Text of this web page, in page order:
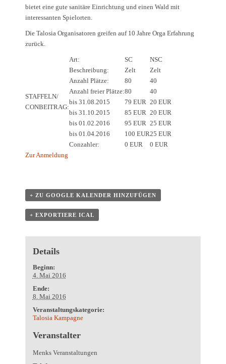
bietet eine gute sanitäre Einrichtung und einen Wald mit
interessanten Spielorten.
Die Talosia Organisatoren greifen auf 10 Jahre Orga Erfahrung
zurück.
STAFFELN/
CONBEITRAG:
Art: SC
NSC
Beschreibung:
Zelt
Zelt
Anzahl Plätze:
80
40
Anzahl freier Plätze:80
40
bis 31.08.2015
79 EUR 20 EUR
bis 31.10.2015
85 EUR 20 EUR
bis 01.02.2016
95 EUR 25 EUR
bis 01.04.2016
100 EUR25 EUR
Conzahler:
0 EUR
0 EUR
Zur Anmeldung
+ ZU GOOGLE KALENDER HINZUFÜGEN
+ EXPORTIERE ICAL
Details
Beginn:
4. Mai 2016
Ende:
8. Mai 2016
Veranstaltungskategorie:
Talosia Kampagne
Veranstalter
Menks Veranstaltungen